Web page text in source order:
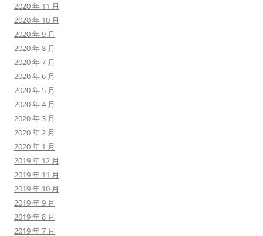
2020 年 11 月
2020 年 10 月
2020 年 9 月
2020 年 8 月
2020 年 7 月
2020 年 6 月
2020 年 5 月
2020 年 4 月
2020 年 3 月
2020 年 2 月
2020 年 1 月
2019 年 12 月
2019 年 11 月
2019 年 10 月
2019 年 9 月
2019 年 8 月
2019 年 7 月